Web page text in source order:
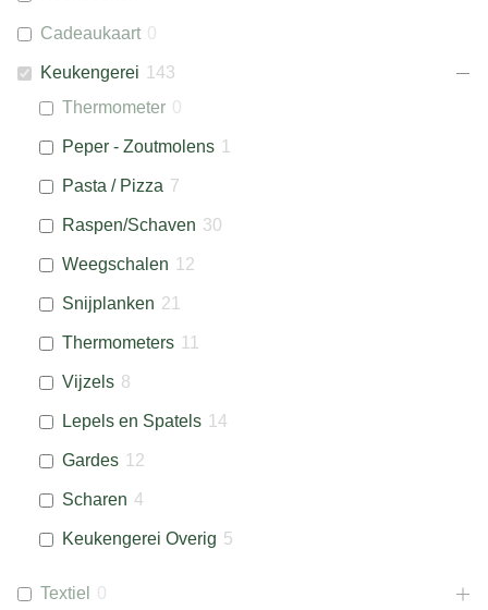
Cadeaukaart 0
Keukengerei 143
Thermometer 0
Peper - Zoutmolens 1
Pasta / Pizza 7
Raspen/Schaven 30
Weegschalen 12
Snijplanken 21
Thermometers 11
Vijzels 8
Lepels en Spatels 14
Gardes 12
Scharen 4
Keukengerei Overig 5
Textiel 0